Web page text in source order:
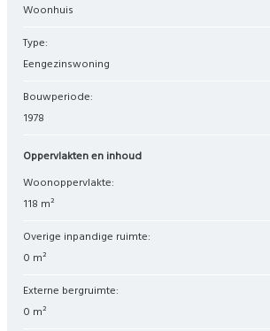
woonhuis
Type:
eengezinswoning
Bouwperiode:
1978
Oppervlakten en inhoud
Woonoppervlakte:
118 m²
Overige inpandige ruimte:
0 m²
Externe bergruimte:
0 m²